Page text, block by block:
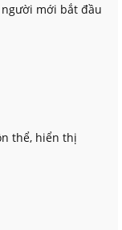
người mới bắt đầu
thể, hiển thị